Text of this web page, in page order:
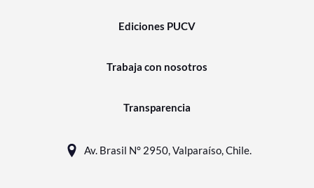
Ediciones PUCV
Trabaja con nosotros
Transparencia
Av. Brasil N° 2950, Valparaíso, Chile.